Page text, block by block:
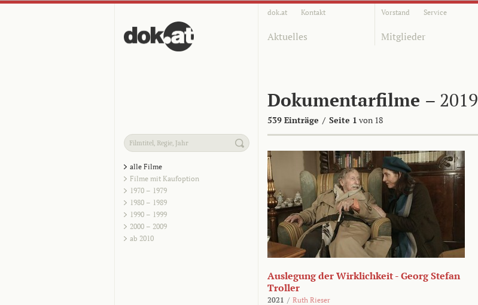
dok.at Kontakt Vorstand Service
Aktuelles Mitglieder
Dokumentarfilme – 2019
539 Einträge / Seite 1 von 18
alle Filme
Filme mit Kaufoption
1970 – 1979
1980 – 1989
1990 – 1999
2000 – 2009
ab 2010
Auslegung der Wirklichkeit - Georg Stefan
Troller
2021 / Ruth Rieser